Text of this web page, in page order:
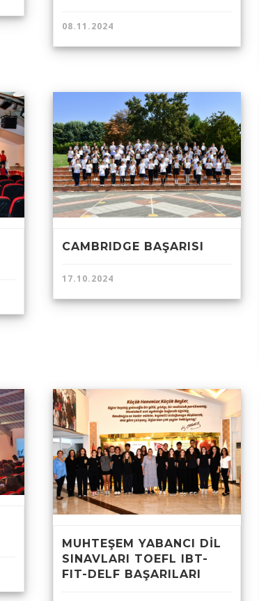
08.11.2024
CAMBRIDGE BAŞARISI
17.10.2024
MUHTEŞEM YABANCI DİL
SINAVLARI TOEFL IBT-
FIT-DELF BAŞARILARI